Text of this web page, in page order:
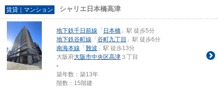
賃貸｜マンション シャリエ日本橋高津
地下鉄千日前線 「 日本橋 」駅 徒歩5分
地下鉄谷町線 「 谷町九丁目 」駅 徒歩6分
南海本線 「 難波 」駅 徒歩13分
大阪府大阪市中央区高津 ３丁目
-
築年数：築13年
階数：15階建